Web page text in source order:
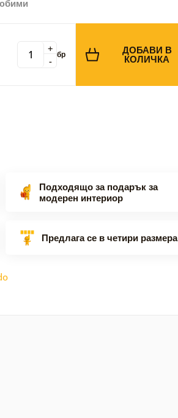
-
+ бр ДОБАВИ В
КОЛИЧКА
Подходящо за подарък за
модерен интериор
Предлага се в четири размера